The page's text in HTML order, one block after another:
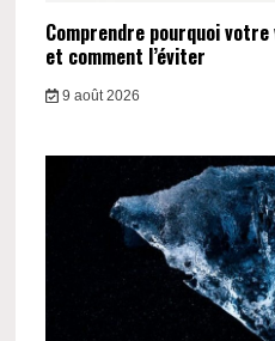
Comprendre pourquoi
et comment l’éviter
9 août 2026